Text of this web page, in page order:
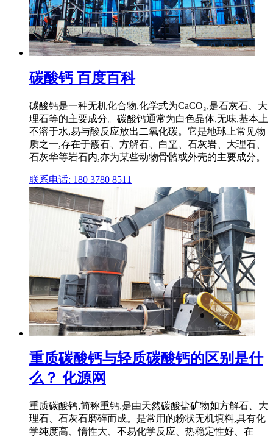
碳酸钙 百度百科
碳酸钙是一种无机化合物,化学式为CaCO₃,是石灰石、大
理石等的主要成分。碳酸钙通常为白色晶体,无味,基本上
不溶于水,易与酸反应放出二氧化碳。它是地球上常见物
质之一,存在于霰石、方解石、白垩、石灰岩、大理石、
石灰华等岩石内,亦为某些动物骨骼或外壳的主要成分。
联系电话: 180 3780 8511
重质碳酸钙与轻质碳酸钙的区别是什
么？ 化源网
重质碳酸钙,简称重钙,是由天然碳酸盐矿物如方解石、大
理石、石灰石磨碎而成。是常用的粉状无机填料,具有化
学纯度高、惰性大、不易化学反应、热稳定性好、在